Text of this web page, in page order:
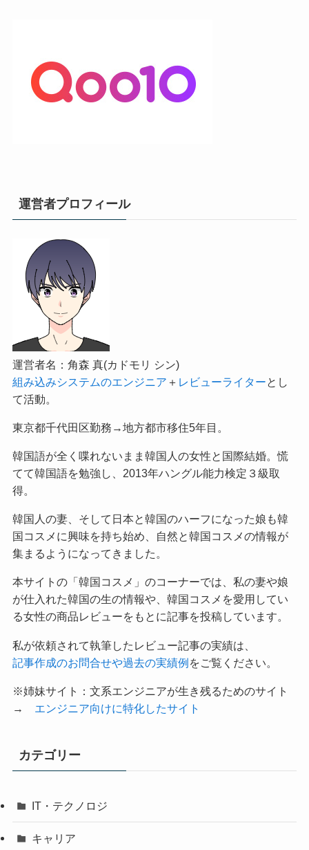
運営者プロフィール
運営者名：角森 真(カドモリ シン)
組み込みシステムのエンジニア ＋ レビューライターとし
て活動。
東京都千代田区勤務→地方都市移住5年目。
韓国語が全く喋れないまま韓国人の女性と国際結婚。慌
てて韓国語を勉強し、2013年ハングル能力検定３級取
得。
韓国人の妻、そして日本と韓国のハーフになった娘も韓
国コスメに興味を持ち始め、自然と韓国コスメの情報が
集まるようになってきました。
本サイトの「韓国コスメ」のコーナーでは、私の妻や娘
が仕入れた韓国の生の情報や、韓国コスメを愛用してい
る女性の商品レビューをもとに記事を投稿しています。
私が依頼されて執筆したレビュー記事の実績は、
記事作成のお問合せや過去の実績例をご覧ください。
※姉妹サイト：文系エンジニアが生き残るためのサイト
→ エンジニア向けに特化したサイト
カテゴリー
IT・テクノロジ
キャリア